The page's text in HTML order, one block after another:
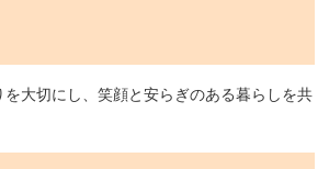
大切にし、笑顔と安らぎのある暮らしを共